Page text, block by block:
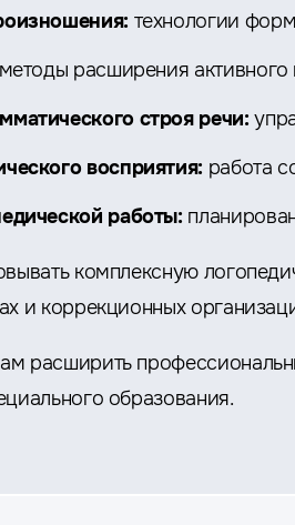
технологии
методы расширения активного
строя речи:
восприятия: работа
работы:
комплексную
и коррекционных
расширить
образования.